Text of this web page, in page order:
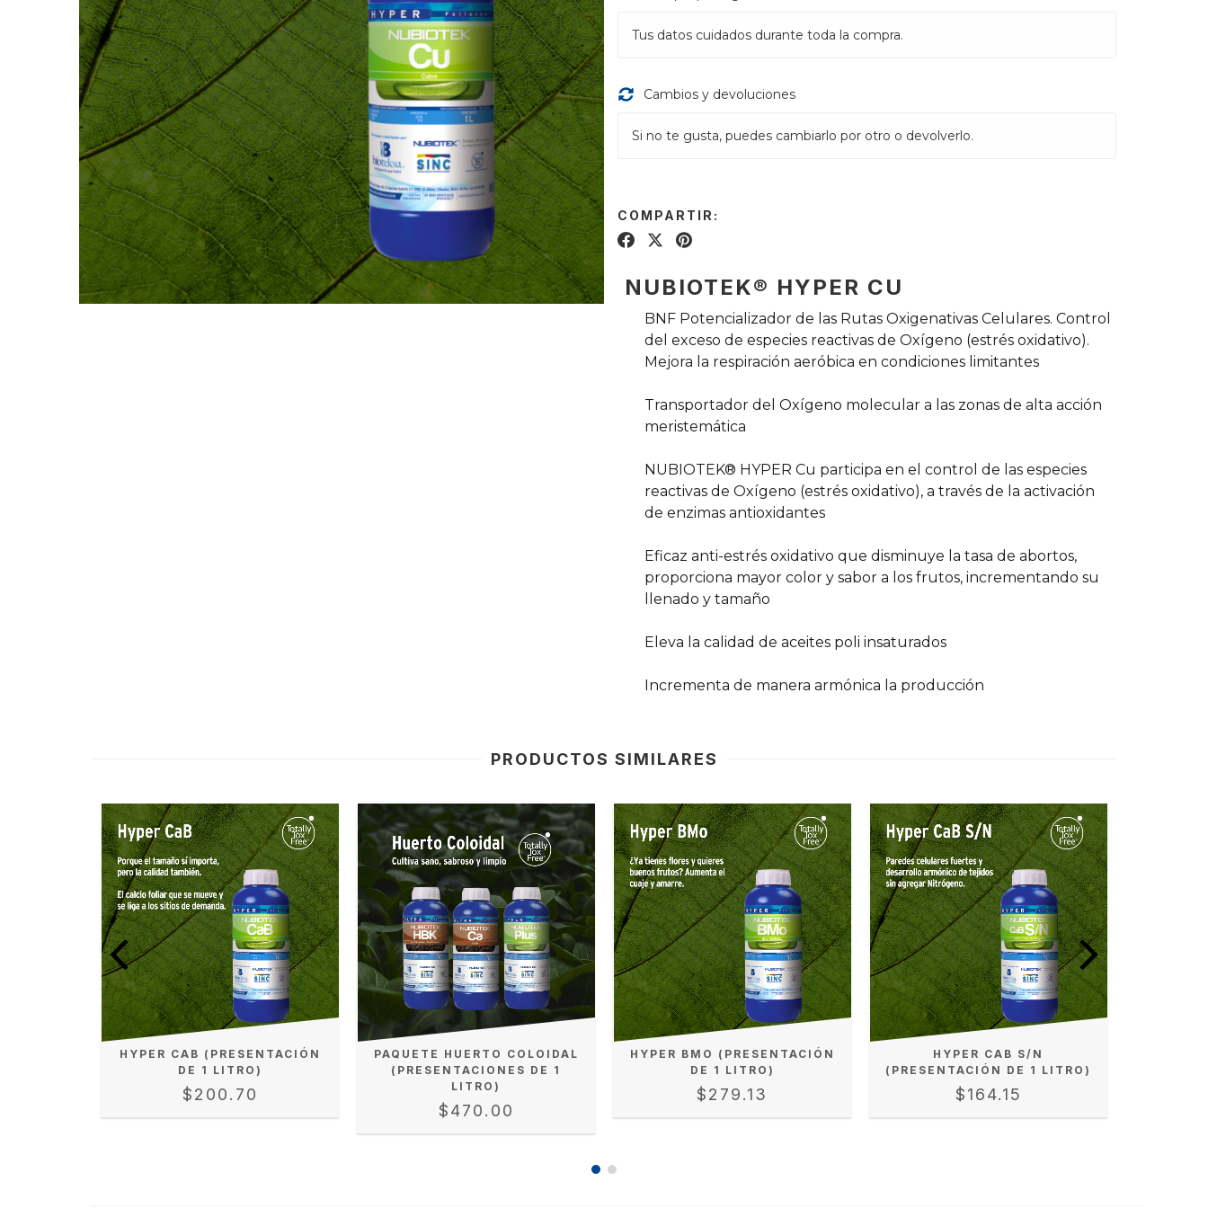
Tus datos cuidados durante toda la compra.
Cambios y devoluciones
Si no te gusta, puedes cambiarlo por otro o devolverlo.
COMPARTIR:
NUBIOTEK® HYPER CU
BNF Potencializador de las Rutas Oxigenativas Celulares. Control
del exceso de especies reactivas de Oxígeno (estrés oxidativo).
Mejora la respiración aeróbica en condiciones limitantes
Transportador del Oxígeno molecular a las zonas de alta acción
meristemática
NUBIOTEK® HYPER Cu participa en el control de las especies
reactivas de Oxígeno (estrés oxidativo), a través de la activación
de enzimas antioxidantes
Eficaz anti-estrés oxidativo que disminuye la tasa de abortos,
proporciona mayor color y sabor a los frutos, incrementando su
llenado y tamaño
Eleva la calidad de aceites poli insaturados
Incrementa de manera armónica la producción
PRODUCTOS SIMILARES
HYPER CAB (PRESENTACIÓN
DE 1 LITRO)
$200.70
PAQUETE HUERTO COLOIDAL
(PRESENTACIONES DE 1
LITRO)
$470.00
HYPER BMO (PRESENTACIÓN
DE 1 LITRO)
$279.13
HYPER CAB S/N
(PRESENTACIÓN DE 1 LITRO)
$164.15